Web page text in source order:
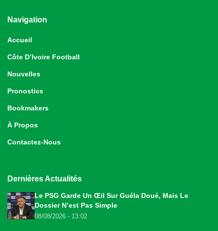
Navigation
Accueil
Côte D’Ivoire Football
Nouvelles
Pronostics
Bookmakers
À Propos
Contactez-Nous
Dernières Actualités
Le PSG Garde Un Œil Sur Guéla Doué, Mais Le
Dossier N’est Pas Simple
08/08/2026 - 13:02